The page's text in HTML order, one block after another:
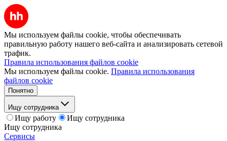
Мы используем файлы cookie, чтобы обеспечивать
правильную работу нашего веб-сайта и анализировать сетевой
трафик.
Правила использования файлов cookie
Мы используем файлы cookie. Правила использования
файлов cookie
Понятно
Ищу сотрудника
Ищу работу
Ищу сотрудника
Ищу сотрудника
Сервисы